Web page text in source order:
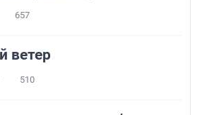
657
ветер
510